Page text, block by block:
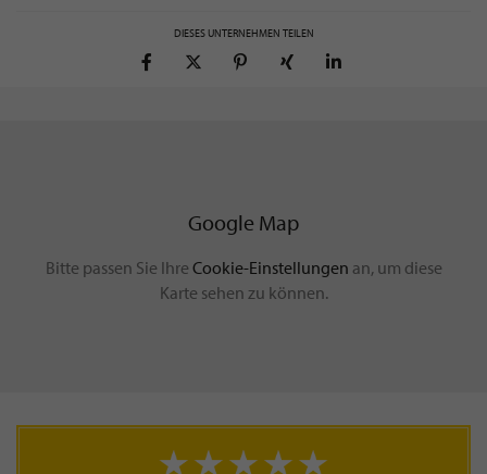
DIESES UNTERNEHMEN TEILEN
Google Map
Bitte passen Sie Ihre Cookie-Einstellungen an, um diese
Karte sehen zu können.